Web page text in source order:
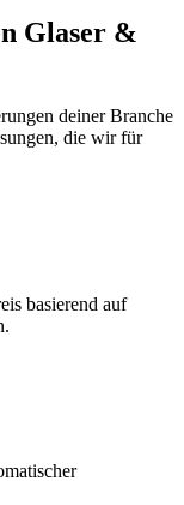
Glaser &
deiner Branche
die wir für
basierend auf